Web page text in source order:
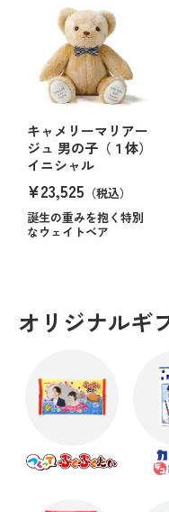
キャメリーマリアー
ジュ 男の子（１体）
イニシャル
¥23,525 （税込）
誕生の重みを抱く特別
なウェイトベア
オリジナルギ